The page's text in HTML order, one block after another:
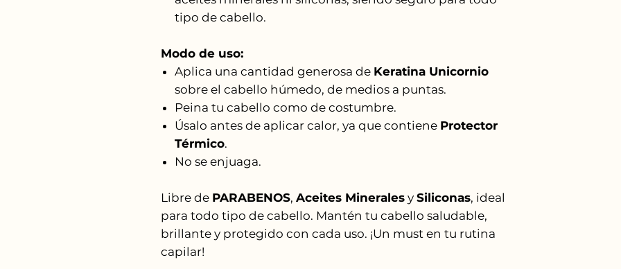
tipo de cabello.
Modo de uso:
Aplica una cantidad generosa de Keratina Unicornio
sobre el cabello húmedo, de medios a puntas.
Peina tu cabello como de costumbre.
Úsalo antes de aplicar calor, ya que contiene Protector
Térmico.
No se enjuaga.
Libre de PARABENOS, Aceites Minerales y Siliconas, ideal
para todo tipo de cabello. Mantén tu cabello saludable,
brillante y protegido con cada uso. ¡Un must en tu rutina
capilar!